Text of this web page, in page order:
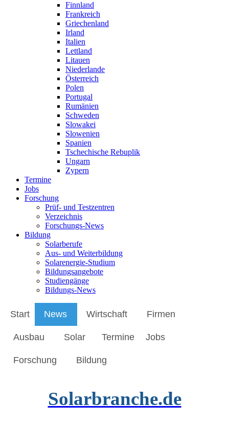
Finnland
Frankreich
Griechenland
Irland
Italien
Lettland
Litauen
Niederlande
Österreich
Polen
Portugal
Rumänien
Schweden
Slowakei
Slowenien
Spanien
Tschechische Rebuplik
Ungarn
Zypern
Termine
Jobs
Forschung
Prüf- und Testzentren
Verzeichnis
Forschungs-News
Bildung
Solarberufe
Aus- und Weiterbildung
Solarenergie-Studium
Bildungsangebote
Studiengänge
Bildungs-News
Start News Wirtschaft Firmen
Ausbau Solar Termine Jobs
Forschung Bildung
Solarbranche.de